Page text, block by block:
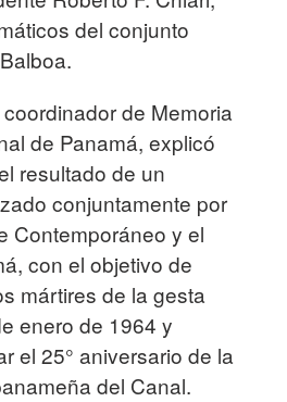
del conjunto
de Memoria
de Panamá, explicó
resultado de un
conjuntamente por
Contemporáneo y el
con el objetivo de
mártires de la gesta
enero de 1964 y
el 25° aniversario de la
del Canal.